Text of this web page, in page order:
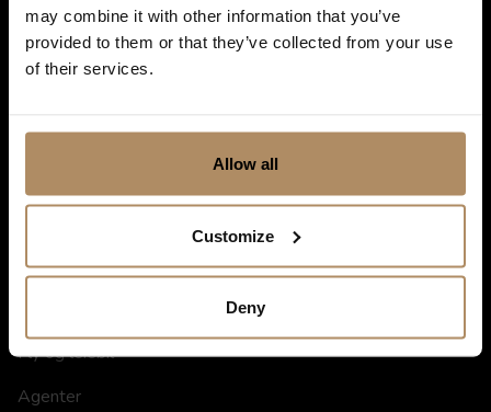
may combine it with other information that you’ve
provided to them or that they’ve collected from your use
of their services.
Allow all
Customize
Deny
Snarveier
Gavekort
Informasjon
Fly og leiebil
Agenter